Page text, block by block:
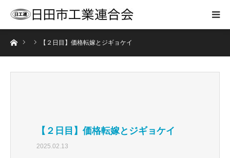
ホーム 【２日目】価格転嫁とジギョケイ
【２日目】価格転嫁とジギョケイ
2025.02.13